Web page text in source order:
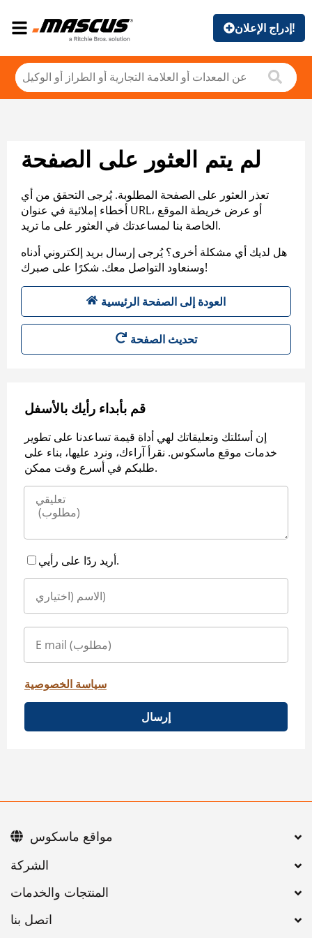
إدراج الإعلان!
لم يتم العثور على الصفحة
تعذر العثور على الصفحة المطلوبة. يُرجى التحقق من أي
أخطاء إملائية في عنوان URL، أو عرض خريطة الموقع
الخاصة بنا لمساعدتك في العثور على ما تريد.
هل لديك أي مشكلة أخرى؟ يُرجى إرسال بريد إلكتروني أدناه
وسنعاود التواصل معك. شكرًا على صبرك!
العودة إلى الصفحة الرئيسية
تحديث الصفحة
قم بأبداء رأيك بالأسفل
إن أسئلتك وتعليقاتك لهي أداة قيمة تساعدنا على تطوير
خدمات موقع ماسكوس. نقرأ آراءك، ونرد عليها، بناء على
طلبكم في أسرع وقت ممكن.
أريد ردًا على رأيي.
سياسة الخصوصية
إرسال
اتصل بنا
مواقع ماسكوس